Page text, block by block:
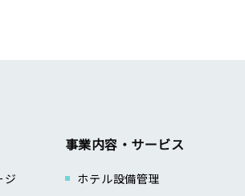
ジ
事業内容・サービス
ホテル設備管理